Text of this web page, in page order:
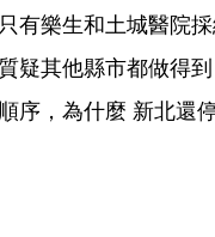
有樂生和土城醫院
疑其他縣市都做得
序，為什麼 新北還